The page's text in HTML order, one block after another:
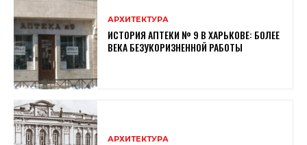
АРХИТЕКТУРА
ИСТОРИЯ АПТЕКИ № 9 В ХАРЬКОВЕ: БОЛЕЕ
ВЕКА БЕЗУКОРИЗНЕННОЙ РАБОТЫ
АРХИТЕКТУРА